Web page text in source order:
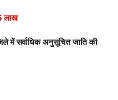
लाख
में सर्वाधिक अनुसूचित जाति की